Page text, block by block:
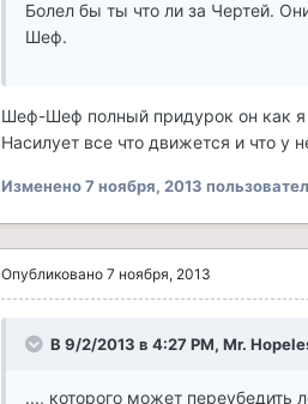
Болел бы ты что ли за Чертей.
Шеф.
Шеф-Шеф полный придурок он как я
Насилует все что движется и что у
Изменено7 ноября, 2013
Опубликовано 7 ноября, 2013
В 9/2/2013 в 4:27 PM, Mr.
..., которого может